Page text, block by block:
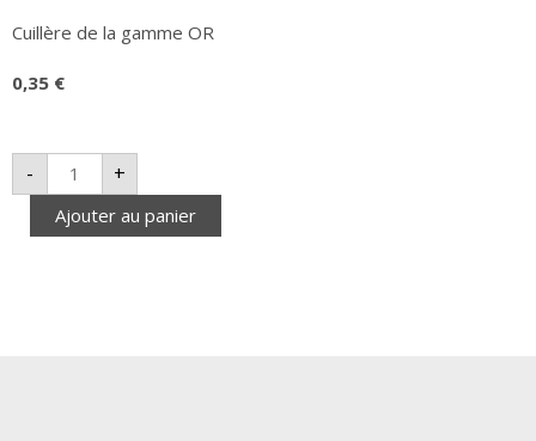
Cuillère de la gamme OR
0,35 €
- +
Ajouter au panier